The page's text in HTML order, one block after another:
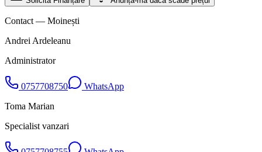
Contact — Moinești
Andrei Ardeleanu
Administrator
0757708750
WhatsApp
Toma Marian
Specialist vanzari